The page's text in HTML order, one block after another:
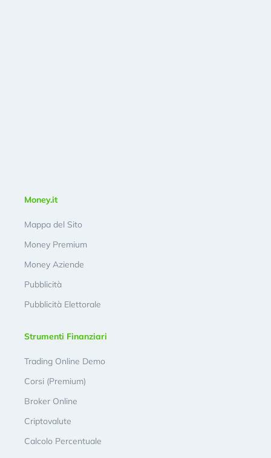
Money.it
Mappa del Sito
Money Premium
Money Aziende
Pubblicità
Pubblicità Elettorale
Strumenti Finanziari
Trading Online Demo
Corsi (Premium)
Broker Online
Criptovalute
Calcolo Percentuale